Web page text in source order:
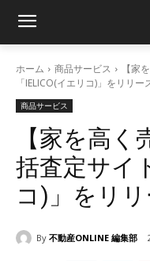
ホーム 商品サービス
【家
「IELICO(イエリコ)」をリリー
商品サービス
【家を高
括査定サイ
コ)」をリリ
By 不動産ONLINE 編集部